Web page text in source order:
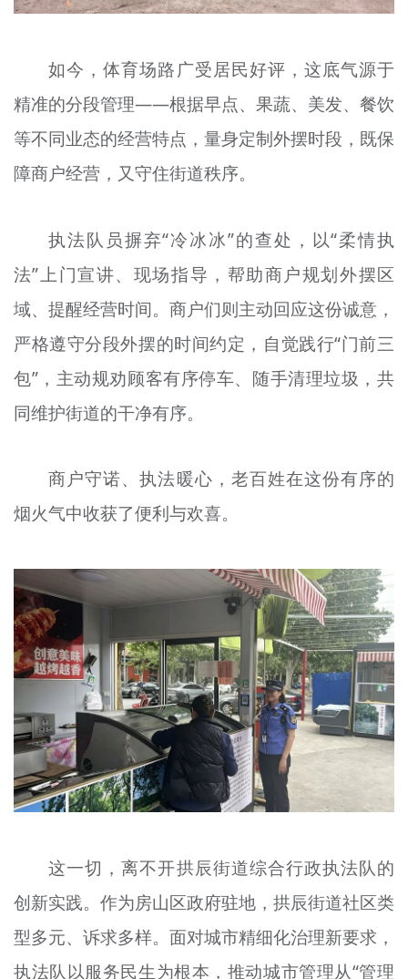
如今，体育场路广受居民好评，这底气源于
精准的分段管理——根据早点、果蔬、美发、餐饮
等不同业态的经营特点，量身定制外摆时段，既保
障商户经营，又守住街道秩序。
执法队员摒弃“冷冰冰”的查处，以“柔情执
法”上门宣讲、现场指导，帮助商户规划外摆区
域、提醒经营时间。商户们则主动回应这份诚意，
严格遵守分段外摆的时间约定，自觉践行“门前三
包”，主动规劝顾客有序停车、随手清理垃圾，共
同维护街道的干净有序。
商户守诺、执法暖心，老百姓在这份有序的
烟火气中收获了便利与欢喜。
这一切，离不开拱辰街道综合行政执法队的
创新实践。作为房山区政府驻地，拱辰街道社区类
型多元、诉求多样。面对城市精细化治理新要求，
执法队以服务民生为根本，推动城市管理从“管理